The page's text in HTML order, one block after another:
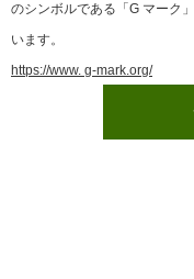
のシンボルである「G マーク
います。
https://www. g-mark.org/